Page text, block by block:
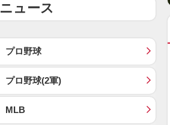
ニュース
プロ野球
プロ野球(2軍)
MLB